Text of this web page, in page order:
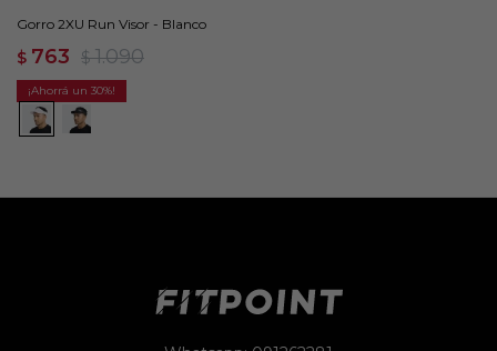
Gorro 2XU Run Visor - Blanco
$ 763 $ 1.090
30